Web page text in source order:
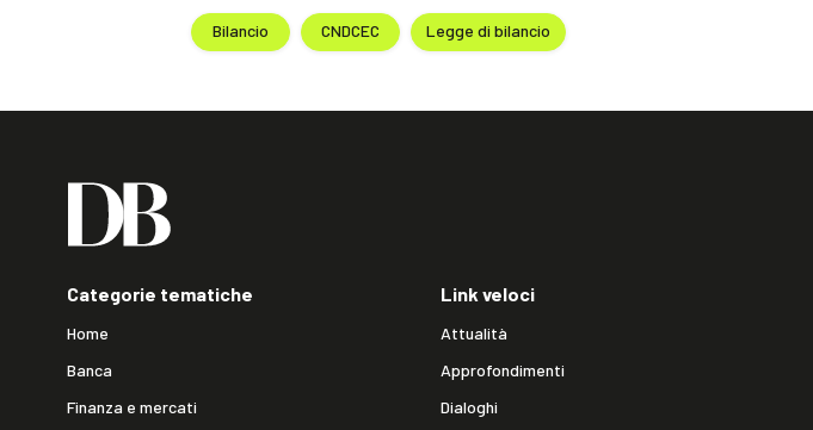
Bilancio CNDCEC Legge di bilancio
Categorie tematiche
Home
Banca
Finanza e mercati
Link veloci
Attualità
Approfondimenti
Dialoghi